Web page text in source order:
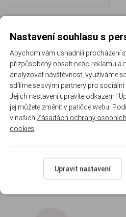
Široký sortiment a skladová
dostupnost po celé ČR
Doručení do 2 pracovních dnů
Moderní prodejny a vzorkovny
Nastavení souhlasu s
Abychom vám usnadnili procházení
přizpůsobený obsah nebo reklamu a
analyzovat návštěvnost, využíváme
sdílíme se svými partnery pro sociální
Jejich nastavení upravíte odkazem
jej můžete změnit v patičce webu.
v našich Zásadách ochrany
cookies
Upravit nastavení